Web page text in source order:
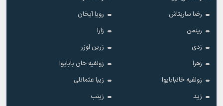
رضا ساریتاش
رویا آیخان
رینمن
زارا
زدی
زرین اوزر
زهرا
زولفیه خان بابایوا
زولفیه خانبابایوا
زیبا عثمانلی
زید
زینب